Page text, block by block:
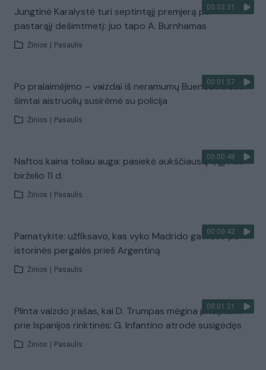
00:03:31
Jungtinė Karalystė turi septintąjį premjerą per
pastarąjį dešimtmetį: juo tapo A. Burnhamas
Žinios Pasaulis
00:01:57
Po pralaimėjimo – vaizdai iš neramumų Buenos Airėse:
šimtai aistruolių susirėmė su policija
Žinios Pasaulis
00:00:48
Naftos kaina toliau auga: pasiekė aukščiausią lygį nuo
birželio 11 d.
Žinios Pasaulis
00:00:42
Pamatykite: užfiksavo, kas vyko Madrido gatvėse po
istorinės pergalės prieš Argentiną
Žinios Pasaulis
00:01:21
Plinta vaizdo įrašas, kai D. Trumpas mėgina prisiplakti
prie Ispanijos rinktinės: G. Infantino atrodė susigėdęs
Žinios Pasaulis